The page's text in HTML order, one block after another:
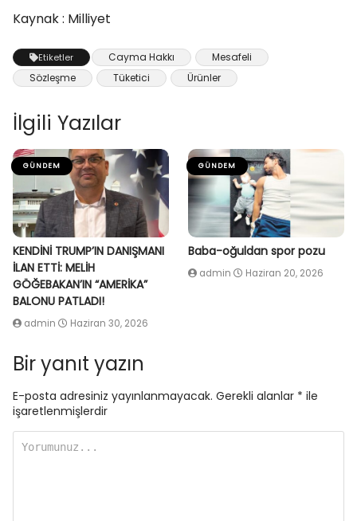
Kaynak : Milliyet
Etiketler Cayma Hakkı
Mesafeli
Sözleşme
Tüketici Ürünler
İlgili Yazılar
GÜNDEM
KENDİNİ TRUMP’IN DANIŞMANI
İLAN ETTİ: MELİH
GÖĞEBAKAN’IN “AMERİKA”
BALONU PATLADI!
admin Haziran 30, 2026
GÜNDEM
Baba-oğuldan spor pozu
admin Haziran 20, 2026
Bir yanıt yazın
E-posta adresiniz yayınlanmayacak. Gerekli alanlar * ile
işaretlenmişlerdir